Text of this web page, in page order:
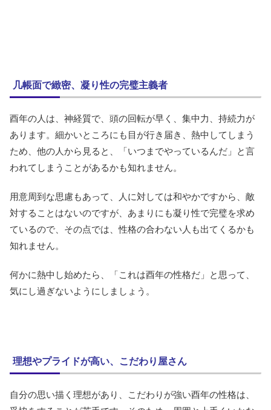
几帳面で緻密、凝り性の完璧主義者
酉年の人は、神経質で、頭の回転が早く、集中力、持続力が
あります。細かいところにも目が行き届き、熱中してしまう
ため、他の人から見ると、「いつまでやっているんだ」と言
われてしまうことがあるかも知れません。
用意周到な思慮もあって、人に対しては和やかですから、敵
対することはないのですが、あまりにも凝り性で完璧を求め
ているので、その点では、性格の合わない人も出てくるかも
知れません。
何かに熱中し始めたら、「これは酉年の性格だ」と思って、
気にし過ぎないようにしましょう。
理想やプライドが高い、こだわり屋さん
自分の思い描く理想があり、こだわりが強い酉年の性格は、